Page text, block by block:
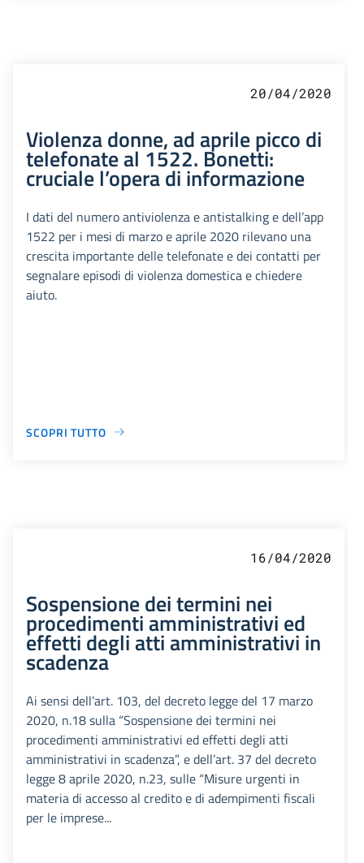
20/04/2020
Violenza donne, ad aprile picco di
telefonate al 1522. Bonetti:
cruciale l’opera di informazione
I dati del numero antiviolenza e antistalking e dell’app
1522 per i mesi di marzo e aprile 2020 rilevano una
crescita importante delle telefonate e dei contatti per
segnalare episodi di violenza domestica e chiedere
aiuto.
SCOPRI TUTTO
16/04/2020
Sospensione dei termini nei
procedimenti amministrativi ed
effetti degli atti amministrativi in
scadenza
Ai sensi dell’art. 103, del decreto legge del 17 marzo
2020, n.18 sulla “Sospensione dei termini nei
procedimenti amministrativi ed effetti degli atti
amministrativi in scadenza”, e dell’art. 37 del decreto
legge 8 aprile 2020, n.23, sulle “Misure urgenti in
materia di accesso al credito e di adempimenti fiscali
per le imprese...